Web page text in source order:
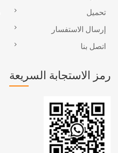
تحميل
إرسال الاستفسار
اتصل بنا
رمز الاستجابة السريعة